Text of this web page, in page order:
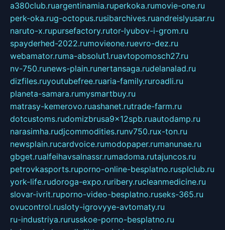
a380club.ruargentinamia.ruperkoka.rumovie-one.ru
perk-oka.rug-octopus.rusibarchives.ruandreislyusar.ru
naruto-x.rupursefactory.rutor-lyubov-i-grom.ru
spayderhed-2022.rumovieone.ruevro-dez.ru
webamator.ruma-absolut1.ruavtopomosch27.ru
nv-750.runews-plain.runertansaga.rudelanalad.ru
dizfiles.ruyoutubefree.ruaria-family.ruroadli.ru
planeta-samara.rumysmartbuy.ru
matrasy-kemerovo.ruashanet.rutrade-farm.ru
dotcustoms.rudomizbrusa9x12spb.ruautodamp.ru
narasimha.rudjcommodities.runv750.rux-ton.ru
newsplain.rucardvoice.rumodopaper.rumanunae.ru
gbget.rualfeihavsalnassr.rumadoma.rutajuncos.ru
petrovkasports.ruporno-online-besplatno.rusplclub.ru
york-life.rudoroga-expo.ruribery.rucleanmedicine.ru
slovar-ivrit.ruporno-video-besplatno.ruseks-365.ru
ovucontrol.rusloty-igrovyye-avtomaty.ru
ru-industriya.rurusskoe-porno-besplatno.ru